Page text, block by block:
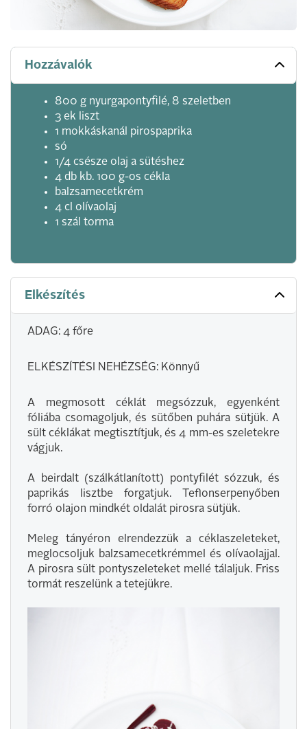
Hozzávalók
800 g nyurgapontyfilé, 8 szeletben
3 ek liszt
1 mokkáskanál pirospaprika
só
1/4 csésze olaj a sütéshez
4 db kb. 100 g-os cékla
balzsamecetkrém
4 cl olívaolaj
1 szál torma
Elkészítés
ADAG: 4 főre
ELKÉSZÍTÉSI NEHÉZSÉG: Könnyű
A megmosott céklát megsózzuk, egyenként
fóliába csomagoljuk, és sütőben puhára sütjük. A
sült céklákat megtisztítjuk, és 4 mm-es szeletekre
vágjuk.
A beirdalt (szálkátlanított) pontyfilét sózzuk, és
paprikás lisztbe forgatjuk. Teflonserpenyőben
forró olajon mindkét oldalát pirosra sütjük.
Meleg tányéron elrendezzük a céklaszeleteket,
meglocsoljuk balzsamecetkrémmel és olívaolajjal.
A pirosra sült pontyszeleteket mellé tálaljuk. Friss
tormát reszelünk a tetejükre.